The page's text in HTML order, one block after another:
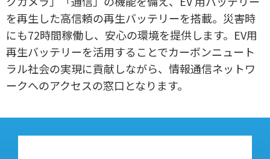
を再生した高信頼の再生バッテリーを搭載。災害時
にも72時間稼働し、安心の環境を提供します。EV用
再生バッテリーを活用することでカーボンニュート
ラル社会の実現に貢献しながら、情報通信ネットワ
ークへのアクセスの窓口となります。